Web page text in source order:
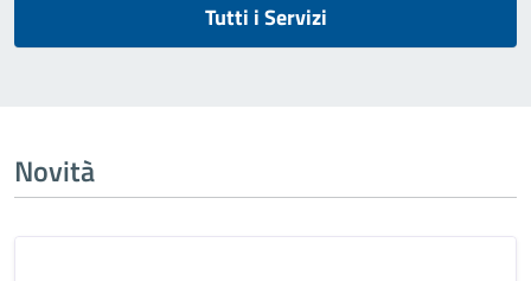
Tutti i Servizi
Novità